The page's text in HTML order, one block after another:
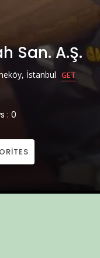
San. A.Ş.
İstanbul GET
: 0